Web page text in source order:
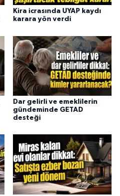
Kira icrasında UYAP kaydı
karara yön verdi
Dar gelirli ve emeklilerin
gündeminde GETAD
desteği